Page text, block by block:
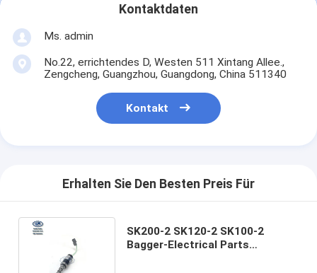
Kontaktdaten
Ms. admin
No.22, errichtendes D, Westen 511 Xintang Allee.,
Zengcheng, Guangzhou, Guangdong, China 511340
Kontakt
Erhalten Sie Den Besten Preis Für
SK200-2 SK120-2 SK100-2
Bagger-Electrical Parts